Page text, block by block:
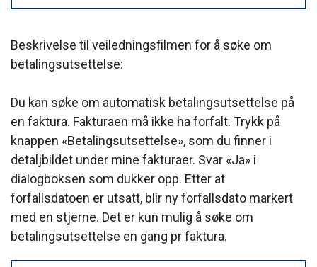
Beskrivelse til veiledningsfilmen for å søke om
betalingsutsettelse:
Du kan søke om automatisk betalingsutsettelse på
en faktura. Fakturaen må ikke ha forfalt. Trykk på
knappen «Betalingsutsettelse», som du finner i
detaljbildet under mine fakturaer. Svar «Ja» i
dialogboksen som dukker opp. Etter at
forfallsdatoen er utsatt, blir ny forfallsdato markert
med en stjerne. Det er kun mulig å søke om
betalingsutsettelse en gang pr faktura.